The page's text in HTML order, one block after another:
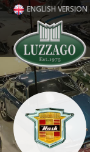
ENGLISH VERSION